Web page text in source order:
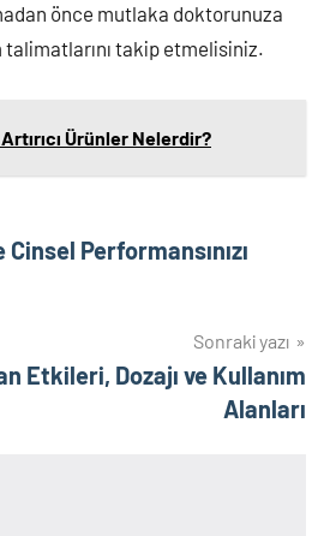
önce mutlaka doktorunuza
talimatlarını takip etmelisiniz.
Ürünler Nelerdir?
Cinsel Performansınızı
Sonraki yazı
Etkileri, Dozajı ve Kullanım
Alanları